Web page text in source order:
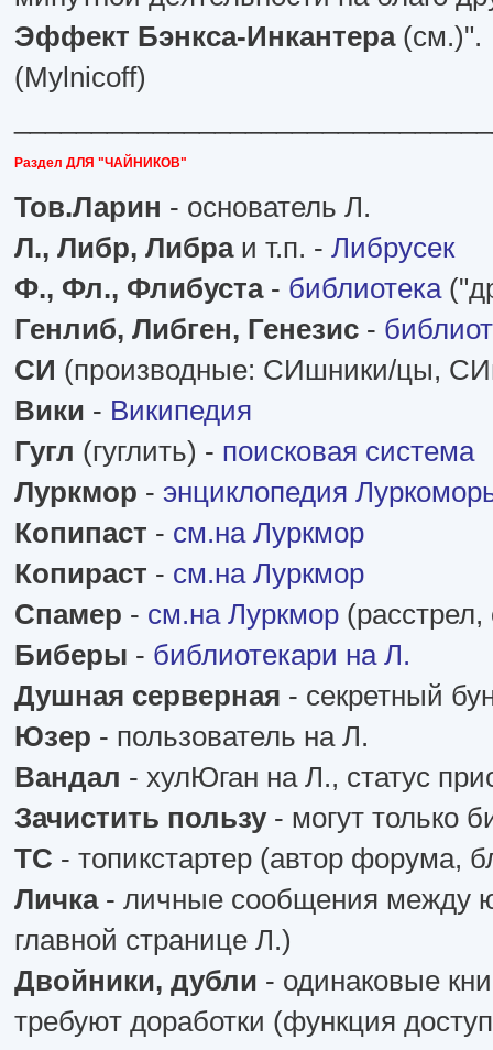
Эффект Бэнкса-Инкантера(см.)".
(Mylnicoff)
Раздел ДЛЯ "ЧАЙНИКОВ"
Тов.Ларин - основатель Л.
Л., Либр, Либраи т.п. - Либрусек
Ф., Фл., Флибуста- библиотека
Генлиб, Либген, Генезис -
СИ (производные: СИшники/цы,
Вики - Википедия
Гугл (гуглить) - поисковая система
Луркмор - энциклопедия
Копипаст - см.на Луркмор
Копираст - см.на Луркмор
Спамер - см.на Луркмор
Биберы - библиотекари на Л.
Душная серверная - секретный
Юзер - пользователь на Л.
Вандал - хулЮган на Л., статус
Зачистить пользу- могут только
ТС - топикстартер (автор форума,
Личка- личные сообщения между
главной странице Л.)
Двойники, дубли - одинаковые
требуют доработки (функция